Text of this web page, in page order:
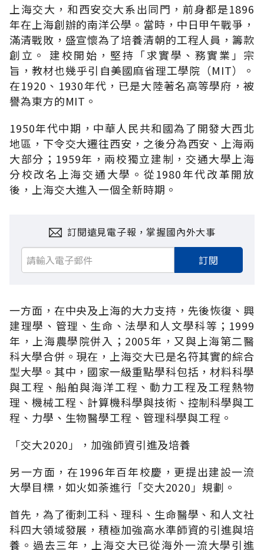
上海交大，和西安交大系出同門，前身都是1896
年在上海創辦的南洋公學。當時，中日甲午戰爭，
滿清戰敗，盛宣懷為了培養清朝的工程人員，籌款
創立。 建校開始，堅持「求實學、務實業」宗
旨，教材也幾乎引自美國麻省理工學院（MIT）。
在1920、1930年代，已是大陸著名高等學府，被
譽為東方的MIT。
1950年代中期，中華人民共和國為了開發大西北
地區，下令交大遷往西安，之後分為西安、上海兩
大部分；1959年，兩校獨立建制，交通大學上海
分校改名上海交通大學。從1980年代改革開放
後，上海交大進入一個全新時期。
訂閱遠見電子報，掌握國內外大事
訂閱
一方面，在中央及上海的大力支持，先後恢復、興
建理學、管理、生命、法學和人文學科等；1999
年，上海農學院併入；2005年，又與上海第二醫
科大學合併。現在，上海交大已是名符其實的綜合
型大學。其中，國家一級重點學科包括，材料科學
與工程、船舶與海洋工程、動力工程及工程熱物
理、機械工程、計算機科學與技術、控制科學與工
程、力學、生物醫學工程、管理科學與工程。
「交大2020」，加強師資引進及培養
另一方面，在1996年百年校慶，更提出建設一流
大學目標，如火如荼進行「交大2020」規劃。
首先，為了衝刺工科、理科、生命醫學、和人文社
科四大領域發展，積極加強高水準師資的引進與培
養。過去三年，上海交大已從海外一流大學引進